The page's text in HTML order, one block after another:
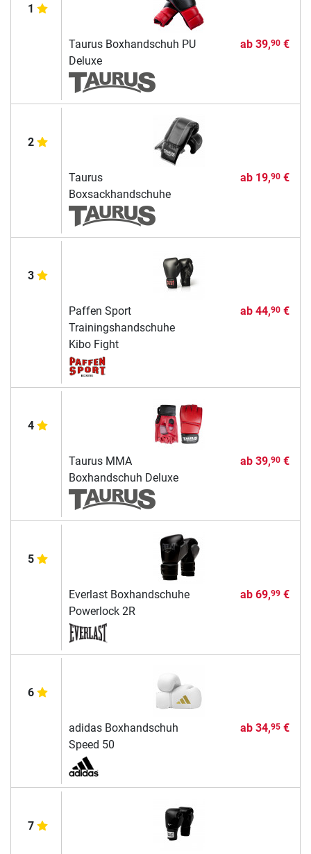
1
Taurus Boxhandschuh PU
Deluxe
ab 39,90€
2
Taurus
Boxsackhandschuhe
ab 19,90€
3
Paffen Sport
Trainingshandschuhe
Kibo Fight
ab 44,90€
4
Taurus MMA
Boxhandschuh Deluxe
ab 39,90€
5
Everlast Boxhandschuhe
Powerlock 2R
ab 69,99€
6
adidas Boxhandschuh
Speed 50
ab 34,95€
7